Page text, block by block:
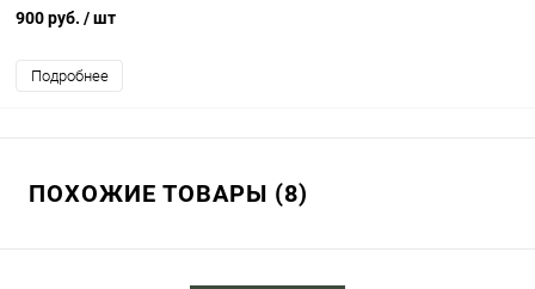
900 руб. / шт
Подробнее
ПОХОЖИЕ ТОВАРЫ (8)